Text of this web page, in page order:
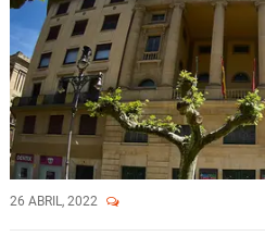
26 ABRIL, 2022